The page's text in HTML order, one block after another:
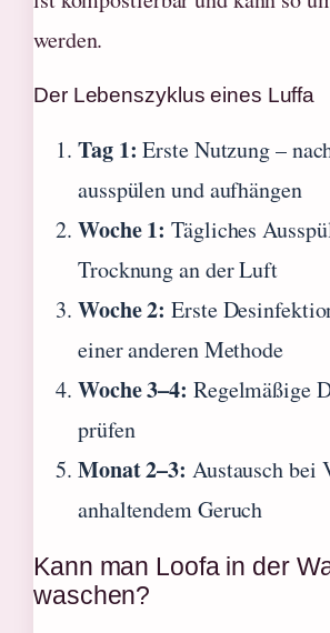
werden.
Der Lebenszyklus eines Luffa
Tag 1: Erste Nutzung –
ausspülen und aufhängen
Woche 1: Tägliches
Trocknung an der Luft
Woche 2: Erste
einer anderen Methode
Woche 3–4: Regelmäßige
prüfen
Monat 2–3: Austausch bei
anhaltendem Geruch
Kann man Loofa in der
waschen?